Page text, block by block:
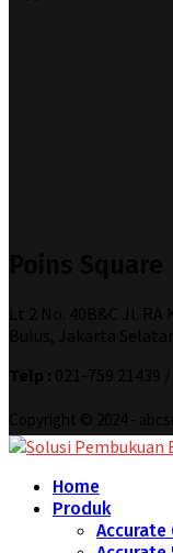
Home
Produk
Accurate